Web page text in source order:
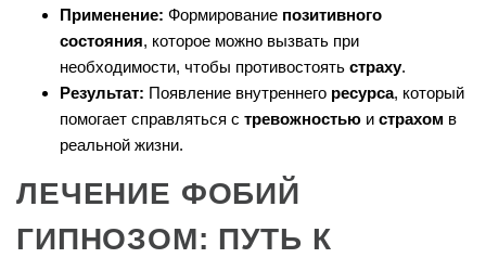
Применение: Формирование позитивного
состояния, которое можно вызвать при
необходимости, чтобы противостоять страху.
Результат: Появление внутреннего ресурса, который
помогает справляться с тревожностью и страхом в
реальной жизни.
ЛЕЧЕНИЕ ФОБИЙ
ГИПНОЗОМ: ПУТЬ К